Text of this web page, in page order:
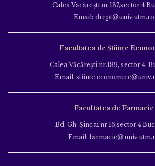
Calea Văcăreşti nr.187,sector 4
Email: drept@univ.utm.ro
Facultatea de Științe
Calea Văcăreşti nr.189, sector 4,
Email:
Facultatea de Farmacie
Bd. Gh. Şincai nr.16,sector 4
Email: